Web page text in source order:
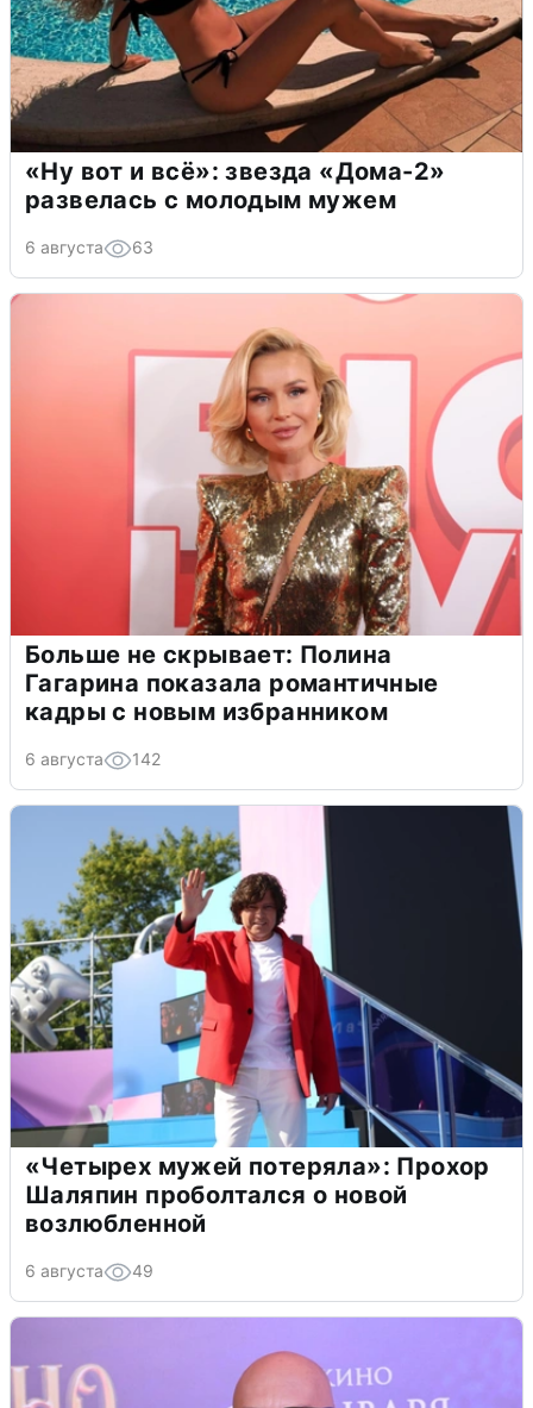
«Ну вот и всё»: звезда «Дома-2»
развелась с молодым мужем
6 августа 63
Больше не скрывает: Полина
Гагарина показала романтичные
кадры с новым избранником
6 августа 142
«Четырех мужей потеряла»: Прохор
Шаляпин проболтался о новой
возлюбленной
6 августа 49